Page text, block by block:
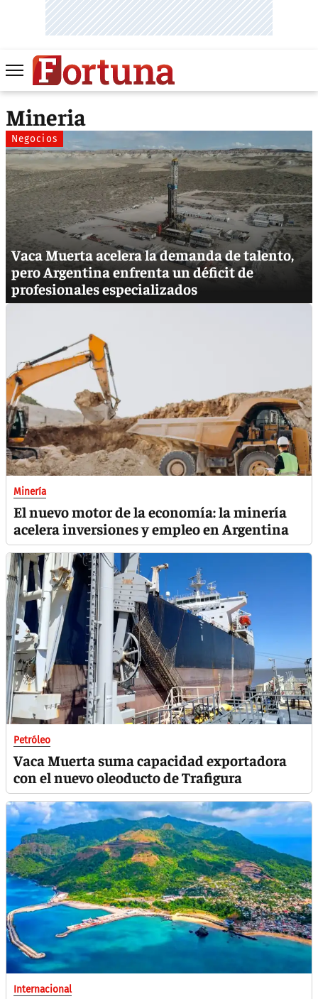
Mineria
Negocios
Vaca Muerta acelera la demanda de talento,
pero Argentina enfrenta un déficit de
profesionales especializados
Minería
El nuevo motor de la economía: la minería
acelera inversiones y empleo en Argentina
Petróleo
Vaca Muerta suma capacidad exportadora
con el nuevo oleoducto de Trafigura
Internacional